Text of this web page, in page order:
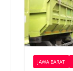
JAWA BARAT